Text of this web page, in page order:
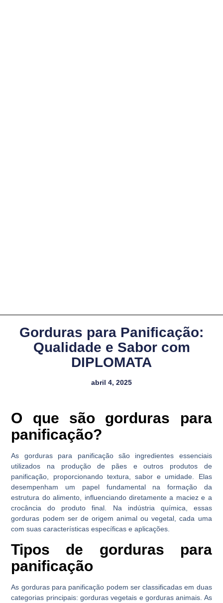
Gorduras para Panificação:
Qualidade e Sabor com
DIPLOMATA
abril 4, 2025
O que são gorduras para
panificação?
As gorduras para panificação são ingredientes essenciais
utilizados na produção de pães e outros produtos de
panificação, proporcionando textura, sabor e umidade. Elas
desempenham um papel fundamental na formação da
estrutura do alimento, influenciando diretamente a maciez e a
crocância do produto final. Na indústria química, essas
gorduras podem ser de origem animal ou vegetal, cada uma
com suas características específicas e aplicações.
Tipos de gorduras para
panificação
As gorduras para panificação podem ser classificadas em duas
categorias principais: gorduras vegetais e gorduras animais. As